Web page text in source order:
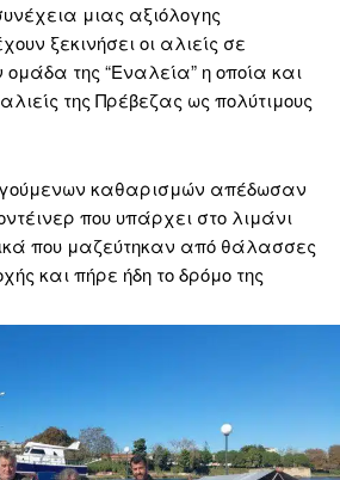
μιας αξιόλογης
ξεκινήσει οι αλιείς σε
της “Εναλεία” η οποία και
της Πρέβεζας ως πολύτιμους
καθαρισμών απέδωσαν
που υπάρχει στο λιμάνι
που μαζεύτηκαν από θάλασσες
και πήρε ήδη το δρόμο της